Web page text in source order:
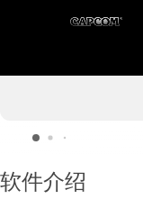
软件介绍